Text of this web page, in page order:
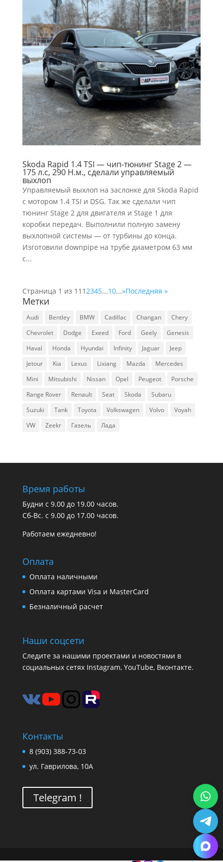
Skoda Rapid 1.4 TSI — чип-тюнинг Stage 2 —
175 л.с, 290 H.м., сделали управляемый
выхлоп
Управляемый выхлоп на заслонке для Skoda Rapid
с мотором 1.4 TSI и DSG. Так же сделали чип
тюнинг Stage 2 для двигателя и Stage 1 для
коробки передач. Выполнили полную замену
выхлопной системы — от турбины до конца.
Изготовили downpipe на трубе диаметром 63 мм
с...
Страница 1 из 11 1 2345...10...»Последняя »
Метки
Audi Bentley BMW Cadillac Changan
Chery
Chevrolet
Dodge Exeed Ford Geely
Genesis
Haval
Honda Hyundai Infinity Jaguar
Jeep
Jetour
Kia Lexus Lixiang Mazda
Mercedes
Mini
Mitsubishi Nissan Opel Peugeot
Porsche
Range Rover
Renault Seat Skoda
Subaru
Suzuki
Tank Toyota Volkswagen Volvo
Voyah
VW
Zeekr Газель Лада
Время работы
Будни с 9.00 до 19.00 часов.
Сб-Вс. с 9.00 до 17.00 часов.
Работаем ежедневно!
Оплата
Оплата наличными
Оплата картами Visa и MasterCard
Безналичный расчет
Наши соцсети
Следите за нашими проектами и новостями в
социальных сетях Instagram, YouTube, Вконтакте.
Контакты
8 (903) 388-73-03
ул. Гаврилова, 10А
Telegram !